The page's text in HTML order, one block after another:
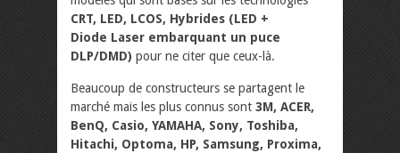
CRT, LED, LCOS, Hybrides (LED +
Diode Laser embarquant un puce
DLP/DMD) pour ne citer que ceux-là.
Beaucoup de constructeurs se partagent le
marché mais les plus connus sont 3M, ACER,
BenQ, Casio, YAMAHA, Sony, Toshiba,
Hitachi, Optoma, HP, Samsung, Proxima,